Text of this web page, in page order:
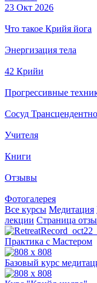
23 Окт 2026
Что такое Крийя йога
Энергизация тела
42 Крийи
Прогрессивные
Сосуд
Учителя
Книги
Отзывы
Фотогалерея
Все курсы Медитация
лекции Страница
Практика с Мастером
Базовый курс